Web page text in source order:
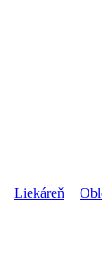
Liekáreň